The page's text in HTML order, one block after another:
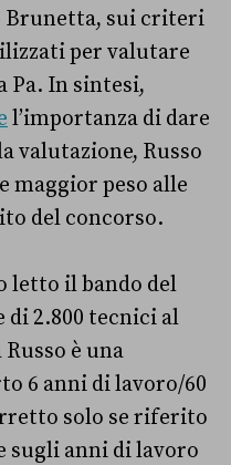
Brunetta, sui criteri
per valutare
Pa. In sintesi,
l’importanza di dare
valutazione, Russo
maggior peso alle
del concorso.
letto il bando del
di 2.800 tecnici al
è una
6 anni di lavoro/60
solo se riferito
sugli anni di lavoro